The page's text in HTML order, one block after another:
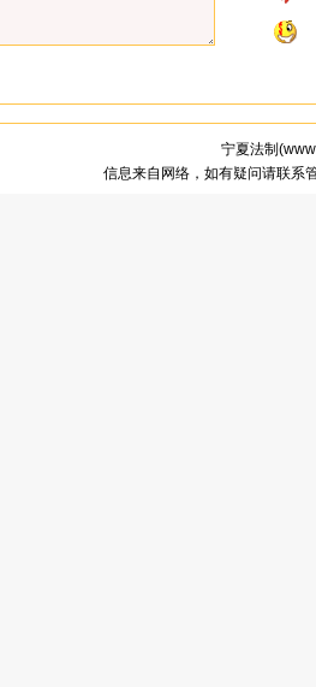
宁夏法制(
信息来自网络，如有疑问请联系